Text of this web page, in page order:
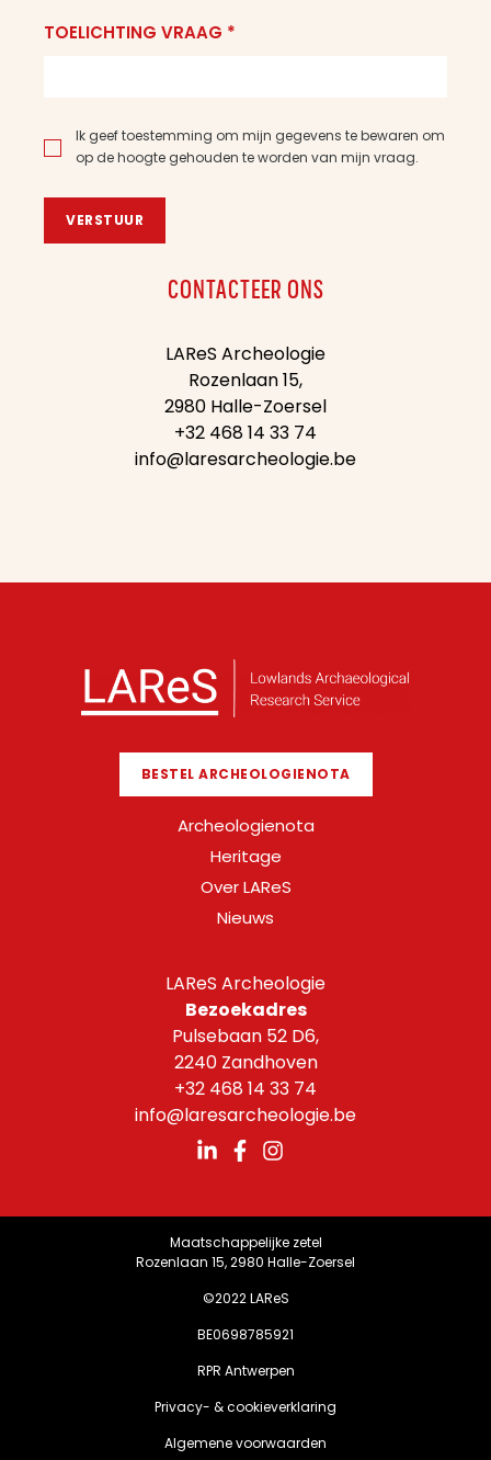
TOELICHTING VRAAG *
Ik geef toestemming om mijn gegevens te bewaren om
op de hoogte gehouden te worden van mijn vraag.
VERSTUUR
CONTACTEER ONS
LAReS Archeologie
Rozenlaan 15,
2980 Halle-Zoersel
+32 468 14 33 74
info@laresarcheologie.be
LAReS Archeologie
Bezoekadres
Pulsebaan 52 D6,
2240 Zandhoven
+32 468 14 33 74
info@laresarcheologie.be
BESTEL ARCHEOLOGIENOTA
Archeologienota
Heritage
Over LAReS
Nieuws
Maatschappelijke zetel
Rozenlaan 15, 2980 Halle-Zoersel
©2022 LAReS
BE0698785921
RPR Antwerpen
Privacy- & cookieverklaring
Algemene voorwaarden